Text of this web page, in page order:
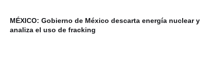
MÉXICO: Gobierno de México descarta energía nuclear y
analiza el uso de fracking